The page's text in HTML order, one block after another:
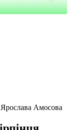
Амосова